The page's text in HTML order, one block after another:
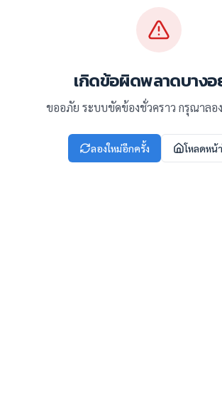
เกิดข้อผิดพลาดบางอ
ขออภัย ระบบขัดข้องชั่วคราว กรุณาลอ
ลองใหม่อีกครั้ง โหลดหน้